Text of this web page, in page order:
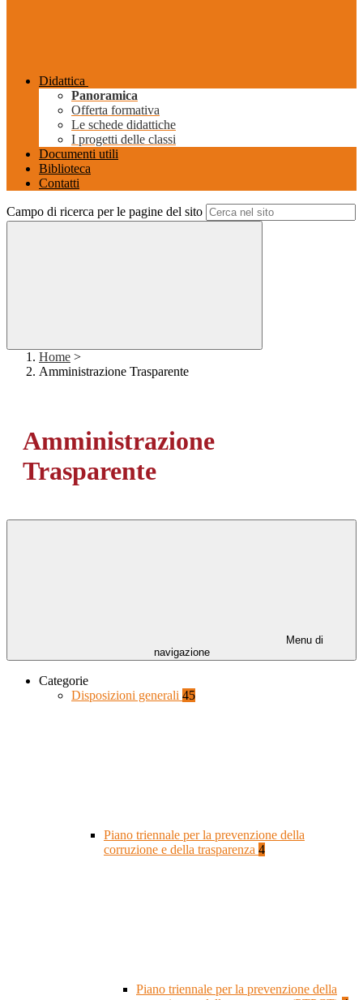
Didattica
Panoramica
Offerta formativa
Le schede didattiche
I progetti delle classi
Documenti utili
Biblioteca
Contatti
Campo di ricerca per le pagine del sito
Home >
Amministrazione Trasparente
Amministrazione
Trasparente
Menu di
navigazione
Categorie
Disposizioni generali 45
Piano triennale per la prevenzione della
corruzione e della trasparenza 4
Piano triennale per la prevenzione della